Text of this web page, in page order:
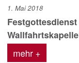
1. Mai 2018
mehr +